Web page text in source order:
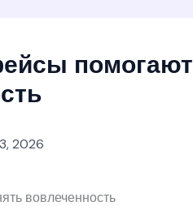
помогают
2026
вовлеченность